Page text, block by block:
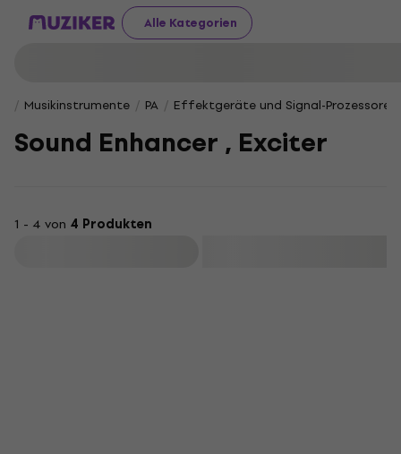
Alle Kategorien
Musikinstrumente PA Effektgeräte und Signal-Prozessoren
Sound Enhancer , Exciter
1 - 4 von 4 Produkten